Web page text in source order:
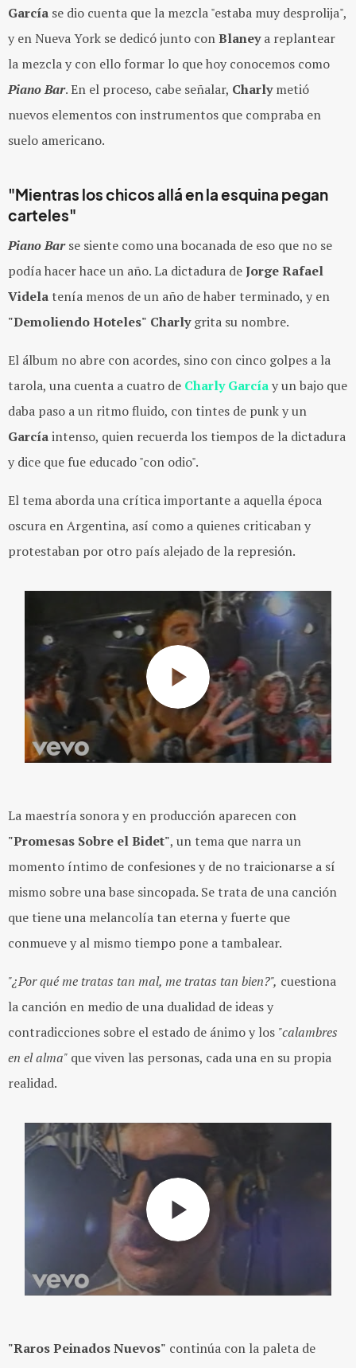
García se dio cuenta que la mezcla "estaba muy desprolija",
y en Nueva York se dedicó junto conBlaneya replantear
la mezcla y con ello formar lo que hoy conocemos como
Piano Bar. En el proceso, cabe señalar, Charlymetió
nuevos elementos con instrumentos que compraba en
suelo americano.
"Mientras los chicos allá en la esquina pegan
carteles"
Piano Bar se siente como una bocanada de eso que no se
podía hacer hace un año. La dictadura deJorge Rafael
Videla tenía menos de un año de haber terminado, y en
"Demoliendo Hoteles" Charlygrita su nombre.
El álbum no abre con acordes, sino con cinco golpes a la
tarola, una cuenta a cuatro de Charly Garcíay un bajo que
daba paso a un ritmo fluido, con tintes de punk y un
Garcíaintenso, quien recuerda los tiempos de la dictadura
y dice que fue educado "con odio".
El tema aborda una crítica importante a aquella época
oscura en Argentina, así como a quienes criticaban y
protestaban por otro país alejado de la represión.
La maestría sonora y en producción aparecen con
"Promesas Sobre el Bidet", un tema que narra un
momento íntimo de confesiones y de no traicionarse a sí
mismo sobre una base sincopada. Se trata de una canción
que tiene una melancolía tan eterna y fuerte que
conmueve y al mismo tiempo pone a tambalear.
"¿Por qué me tratas tan mal, me tratas tan bien?", cuestiona
la canción en medio de una dualidad de ideas y
contradicciones sobre el estado de ánimo y los "calambres
en el alma" que viven las personas, cada una en su propia
realidad.
"Raros Peinados Nuevos" continúa con la paleta de